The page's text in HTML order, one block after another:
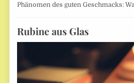
Phänomen des guten Geschmacks:
Rubine aus Glas